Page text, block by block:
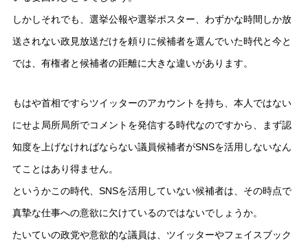
しかしそれでも、選挙公報や選挙ポスター、わずかな時間しか放
送されない政見放送だけを頼りに候補者を選んでいた時代と今と
では、有権者と候補者の距離に大きな違いがあります。
もはや首相ですらツイッターのアカウントを持ち、本人ではない
にせよ局所局所でコメントを発信する時代なのですから、まず認
知度を上げなければならない議員候補者がSNSを活用しないなん
てことはあり得ません。
というかこの時代、SNSを活用していない候補者は、その時点で
真摯な仕事への意欲に欠けているのではないでしょうか。
たいていの政党や意欲的な議員は、ツイッターやフェイスブック